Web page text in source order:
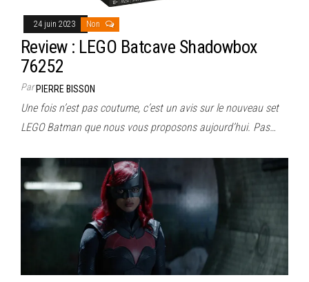
24 juin 2023 Non
Review : LEGO Batcave Shadowbox
76252
ParPIERRE BISSON
Une fois n’est pas coutume, c’est un avis sur le nouveau set
LEGO Batman que nous vous proposons aujourd’hui. Pas…